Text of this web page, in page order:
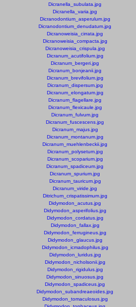
Dicranella_subulata.jpg
Dicranella_varia.jpg
Dicranodontium_asperulum.jpg
Dicranodontium_denudatum.jpg
Dicranoweisia_cirrata.jpg
Dicranoweisia_compacta.jpg
Dicranoweisia_crispula.jpg
Dicranum_acutifolium.jpg
Dicranum_bergeri.jpg
Dicranum_bonjeanii.jpg
Dicranum_brevifolium.jpg
Dicranum_dispersum.jpg
Dicranum_elongatum.jpg
Dicranum_flagellare.jpg
Dicranum_flexicaule.jpg
Dicranum_fulvum.jpg
Dicranum_fuscescens.jpg
Dicranum_majus.jpg
Dicranum_montanum.jpg
Dicranum_muehlenbeckii.jpg
Dicranum_polysetum.jpg
Dicranum_scoparium.jpg
Dicranum_spadiceum.jpg
Dicranum_spurium.jpg
Dicranum_tauricum.jpg
Dicranum_viride.jpg
Ditrichum_crispatissimum.jpg
Didymodon_acutus.jpg
Didymodon_asperifolius.jpg
Didymodon_cordatus.jpg
Didymodon_fallax.jpg
Didymodon_ferrugineus.jpg
Didymodon_glaucus.jpg
Didymodon_icmadophilus.jpg
Didymodon_luridus.jpg
Didymodon_nicholsonii.jpg
Didymodon_rigidulus.jpg
Didymodon_sinuosus.jpg
Didymodon_spadiceus.jpg
Didymodon_subandreaeoides.jpg
Didymodon_tomaculosus.jpg